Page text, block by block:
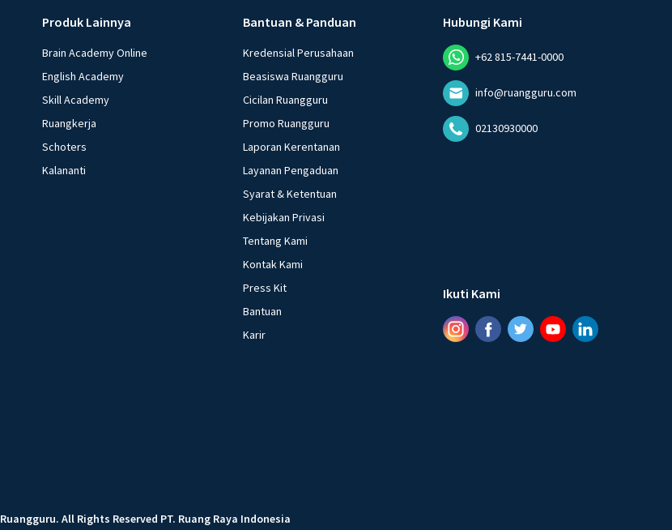
Produk Lainnya
Brain Academy Online
English Academy
Skill Academy
Ruangkerja
Schoters
Kalananti
Bantuan & Panduan
Kredensial Perusahaan
Beasiswa Ruangguru
Cicilan Ruangguru
Promo Ruangguru
Laporan Kerentanan
Layanan Pengaduan
Syarat & Ketentuan
Kebijakan Privasi
Tentang Kami
Kontak Kami
Press Kit
Bantuan
Karir
Hubungi Kami
+62 815-7441-0000
info@ruangguru.com
02130930000
Ikuti Kami
Ruangguru. All Rights Reserved PT. Ruang Raya Indonesia